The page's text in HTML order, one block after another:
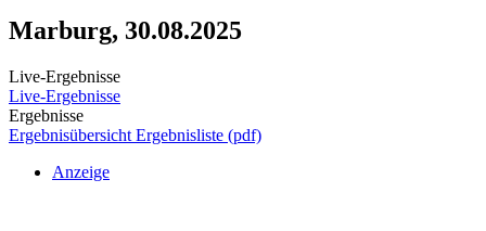
Marburg, 30.08.2025
Live-Ergebnisse
Live-Ergebnisse
Ergebnisse
Ergebnisübersicht Ergebnisliste (pdf)
Anzeige